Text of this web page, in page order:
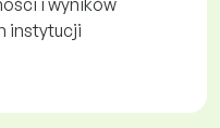
i wyników
instytucji